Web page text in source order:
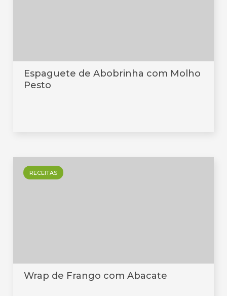
Espaguete de Abobrinha com Molho
Pesto
RECEITAS
Wrap de Frango com Abacate